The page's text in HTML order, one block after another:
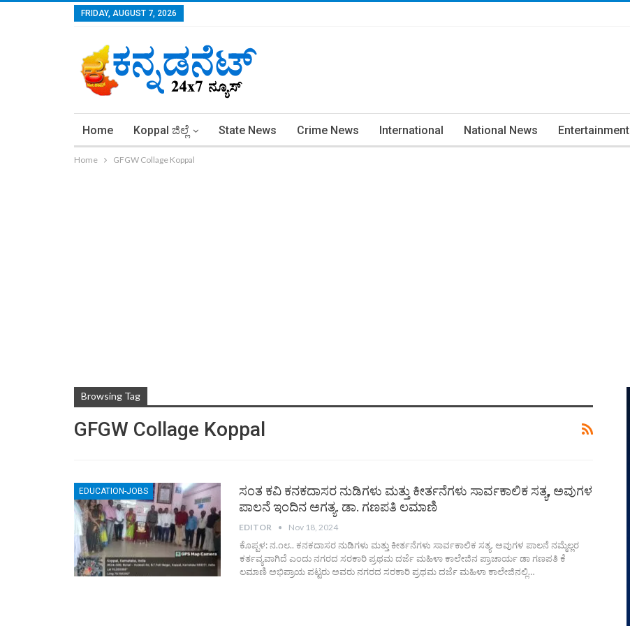
FRIDAY, AUGUST 7, 2026
Home Koppal ಜಿಲ್ಲೆ State News Crime News International National News Entertainment
Home GFGW Collage Koppal
Browsing Tag
GFGW Collage Koppal
EDUCATION-JOBS
ಸಂತ ಕವಿ ಕನಕದಾಸರ ನುಡಿಗಳು ಮತ್ತು ಕೀರ್ತನೆಗಳು ಸಾರ್ವಕಾಲಿಕ ಸತ್ಯ, ಅವುಗಳ
ಪಾಲನೆ ಇಂದಿನ ಅಗತ್ಯ. ಡಾ. ಗಣಪತಿ ಲಮಾಣಿ
EDITOR Nov 18, 2024
ಕೊಪ್ಪಳ: ನ.೧೮.. ಕನಕದಾಸರ ನುಡಿಗಳು ಮತ್ತು ಕೀರ್ತನೆಗಳು ಸಾರ್ವಕಾಲಿಕ ಸತ್ಯ. ಅವುಗಳ ಪಾಲನೆ ನಮ್ಮೆಲ್ಲರ
ಕರ್ತವ್ಯವಾಗಿದೆ ಎಂದು ನಗರದ ಸರಕಾರಿ ಪ್ರಥಮ ದರ್ಜೆ ಮಹಿಳಾ ಕಾಲೇಜಿನ ಪ್ರಾಚಾರ್ಯ ಡಾ ಗಣಪತಿ ಕೆ
ಲಮಾಣಿ ಅಭಿಪ್ರಾಯ ಪಟ್ಟರು ಅವರು ನಗರದ ಸರಕಾರಿ ಪ್ರಥಮ ದರ್ಜೆ ಮಹಿಳಾ ಕಾಲೇಜಿನಲ್ಲಿ…